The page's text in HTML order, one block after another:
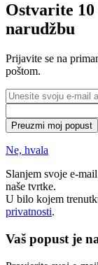
Ostvarite
narudžbu
Prijavite se na
poštom.
Preuzmi moj popust
Ne, hvala
Slanjem svoje e-
naše tvrtke.
U bilo kojem
privatnosti.
Vaš popust je